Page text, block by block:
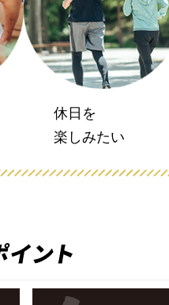
休日を
楽しみたい